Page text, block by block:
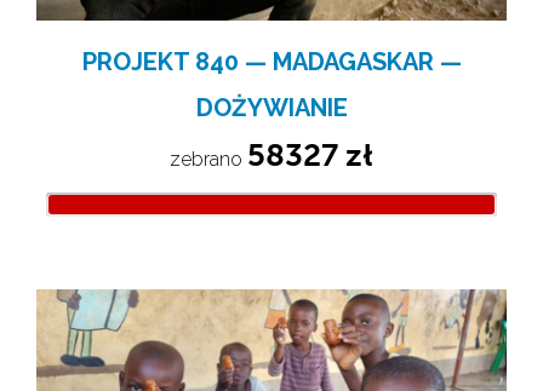
PROJEKT 840 — MADAGASKAR —
DOŻYWIANIE
zebrano 58327 zł